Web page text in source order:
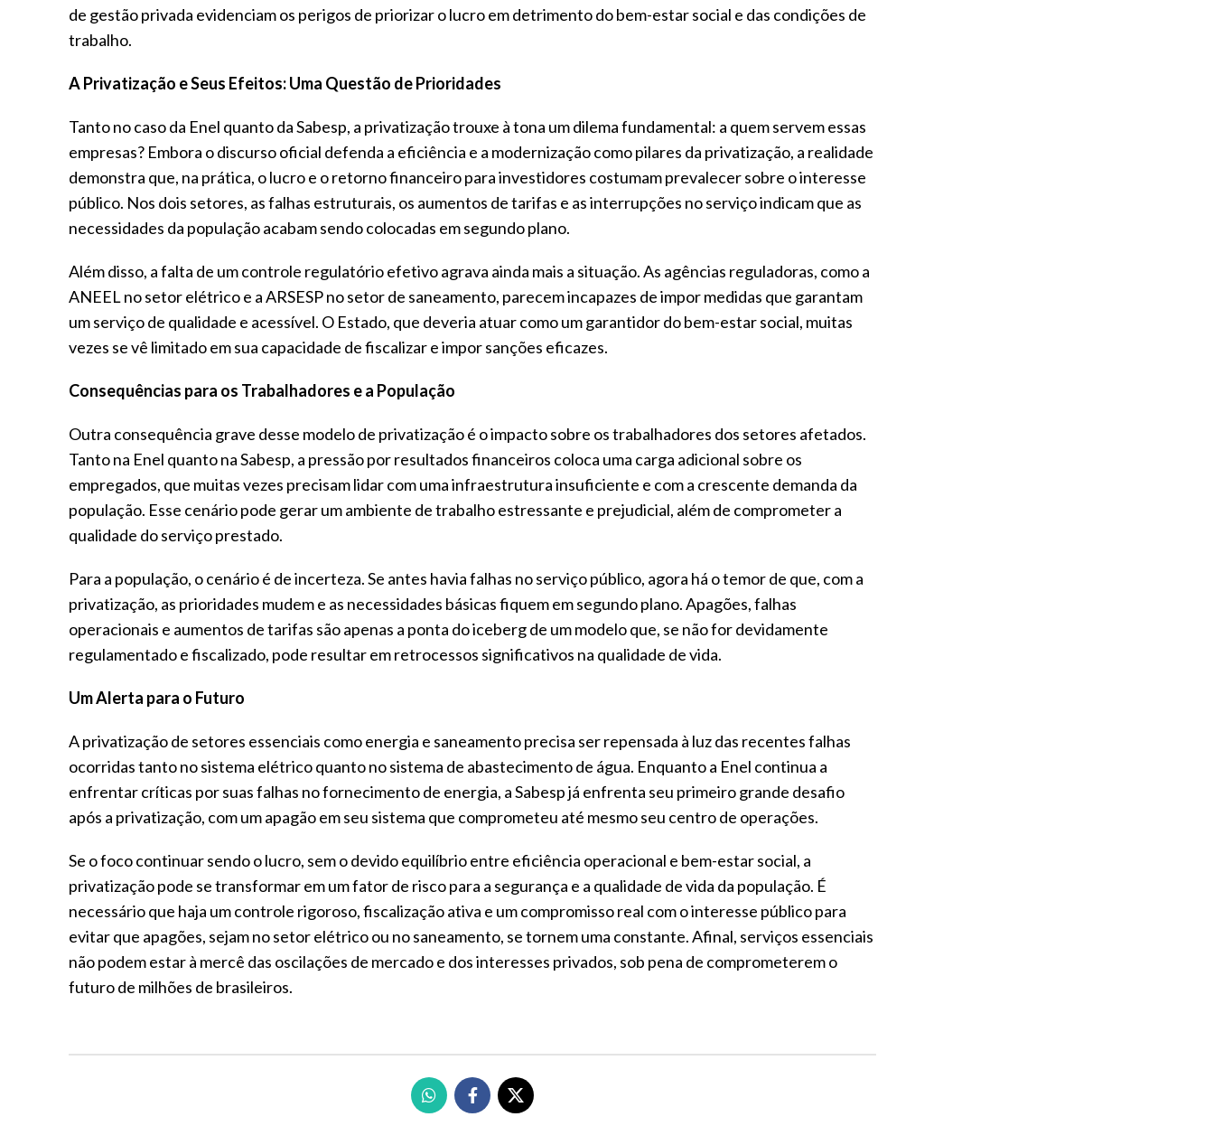
de gestão privada evidenciam os perigos de priorizar o lucro em detrimento do bem-estar social e das condições de
trabalho.
A Privatização e Seus Efeitos: Uma Questão de Prioridades
Tanto no caso da Enel quanto da Sabesp, a privatização trouxe à tona um dilema fundamental: a quem servem essas
empresas? Embora o discurso oficial defenda a eficiência e a modernização como pilares da privatização, a realidade
demonstra que, na prática, o lucro e o retorno financeiro para investidores costumam prevalecer sobre o interesse
público. Nos dois setores, as falhas estruturais, os aumentos de tarifas e as interrupções no serviço indicam que as
necessidades da população acabam sendo colocadas em segundo plano.
Além disso, a falta de um controle regulatório efetivo agrava ainda mais a situação. As agências reguladoras, como a
ANEEL no setor elétrico e a ARSESP no setor de saneamento, parecem incapazes de impor medidas que garantam
um serviço de qualidade e acessível. O Estado, que deveria atuar como um garantidor do bem-estar social, muitas
vezes se vê limitado em sua capacidade de fiscalizar e impor sanções eficazes.
Consequências para os Trabalhadores e a População
Outra consequência grave desse modelo de privatização é o impacto sobre os trabalhadores dos setores afetados.
Tanto na Enel quanto na Sabesp, a pressão por resultados financeiros coloca uma carga adicional sobre os
empregados, que muitas vezes precisam lidar com uma infraestrutura insuficiente e com a crescente demanda da
população. Esse cenário pode gerar um ambiente de trabalho estressante e prejudicial, além de comprometer a
qualidade do serviço prestado.
Para a população, o cenário é de incerteza. Se antes havia falhas no serviço público, agora há o temor de que, com a
privatização, as prioridades mudem e as necessidades básicas fiquem em segundo plano. Apagões, falhas
operacionais e aumentos de tarifas são apenas a ponta do iceberg de um modelo que, se não for devidamente
regulamentado e fiscalizado, pode resultar em retrocessos significativos na qualidade de vida.
Um Alerta para o Futuro
A privatização de setores essenciais como energia e saneamento precisa ser repensada à luz das recentes falhas
ocorridas tanto no sistema elétrico quanto no sistema de abastecimento de água. Enquanto a Enel continua a
enfrentar críticas por suas falhas no fornecimento de energia, a Sabesp já enfrenta seu primeiro grande desafio
após a privatização, com um apagão em seu sistema que comprometeu até mesmo seu centro de operações.
Se o foco continuar sendo o lucro, sem o devido equilíbrio entre eficiência operacional e bem-estar social, a
privatização pode se transformar em um fator de risco para a segurança e a qualidade de vida da população. É
necessário que haja um controle rigoroso, fiscalização ativa e um compromisso real com o interesse público para
evitar que apagões, sejam no setor elétrico ou no saneamento, se tornem uma constante. Afinal, serviços essenciais
não podem estar à mercê das oscilações de mercado e dos interesses privados, sob pena de comprometerem o
futuro de milhões de brasileiros.